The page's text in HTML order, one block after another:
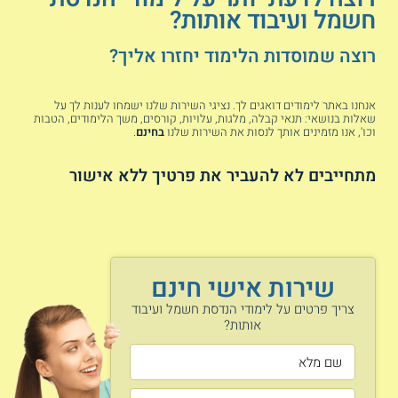
הלימודים כוללים שיעורי חובה ובחירה עיוניים וגם שיעורים
מעשיים ומעבדות מגוונות בהם מתנסים בשימוש בטכנולוגיות
ופלטפורמות לעיבוד אות. בשנה האחרונה ללימודים עורכים
לרוב הפרויקט מתקיים בשיתוף של חברות בתעשייה.
נושאי הלימוד
ניתוח סטטיסטי של
מודמים ותקשורת
ספרתית
אלגוריתמים ועיבוד
שפות טבעיות
טכניקות שערוך
ועוד
שירות אישי חינם
צריך פרטים על לימודי הנדסת חשמל ועיבוד
אותות?
חשמל ועיבוד אותות?
רוצה שמוסדות הלימוד יחזרו אליך?
אנחנו באתר לימודים דואגים לך. נציגי השירות שלנו ישמחו לענות לך על
שאלות בנושאי: תנאי קבלה, מלגות, עלויות, קורסים, משך הלימודים, הטבות
וכו', אנו מזמינים אותך לנסות את השירות שלנובחינם.
מתחייבים לא להעביר את פרטיך ללא אישור